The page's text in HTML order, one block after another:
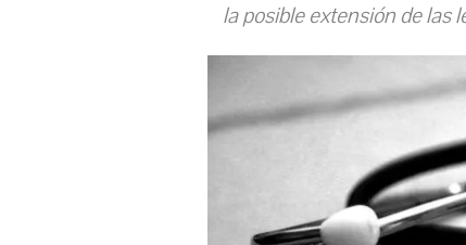
la posible extensión de las